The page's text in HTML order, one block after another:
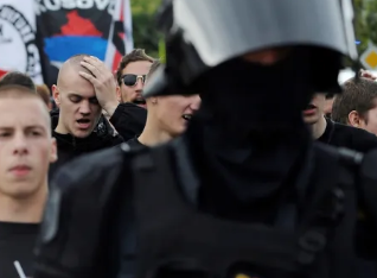
Moderní pětiboj
Motorsport
Olympijské hry
Parasport
Plavání
Veslování
Vodní slalom